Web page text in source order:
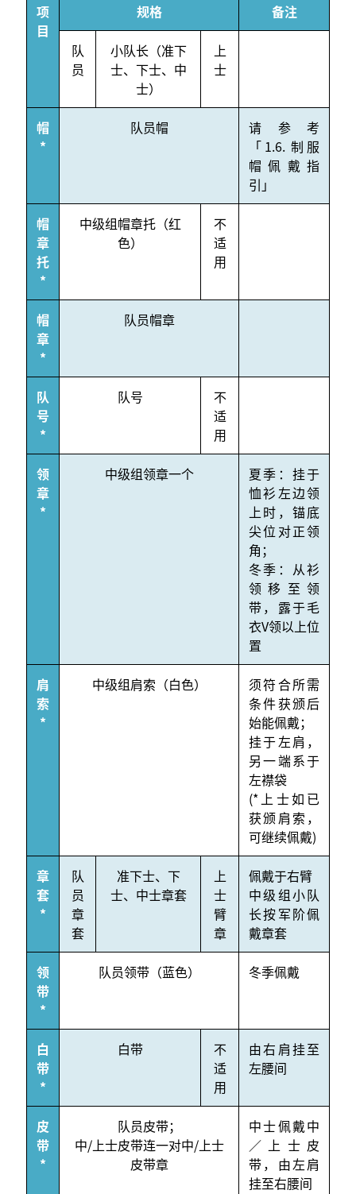
项
目
规格 备注
队
员
小队长（准下
士、下士、中
士）
上
士
帽
*
队员帽
请参考
「1.6. 制服
帽佩戴指
引」
帽
章
托
*
中级组帽章托（红
色）
不
适
用
帽
章
*
队员帽章
队
号
*
队号
不
适
用
领
章
*
中级组领章一个
夏季：挂于
恤衫左边领
上时，锚底
尖位对正领
角；
冬季：从衫
领移至领
带，露于毛
衣V领以上位
置
肩
索
*
中级组肩索（白色）
须符合所需
条件获颁后
始能佩戴；
挂于左肩，
另一端系于
左襟袋
(*上士如已
获颁肩索，
可继续佩戴)
章
套
*
队
员
章
套
准下士、下
士、中士章套
上
士
臂
章
佩戴于右臂
中级组小队
长按军阶佩
戴章套
领
带
*
队员领带（蓝色） 冬季佩戴
白
带
*
白带
不
适
用
由右肩挂至
左腰间
皮
带
*
队员皮带；
中/上士皮带连一对中/上士
皮带章
中士佩戴中
／上士皮
带，由左肩
挂至右腰间